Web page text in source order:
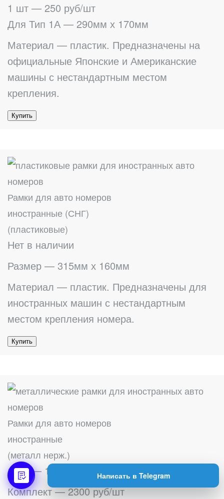
Написать в Telegram
1 шт — 250 руб/шт
Для Тип 1А — 290мм х 170мм
Материал — пластик. Предназначены на
официальные Японские и Американские
машины с нестандартным местом
крепления.
Купить
Рамки для авто номеров
иностранные (СНГ)
(пластиковые)
Нет в наличии
Размер — 315мм х 160мм
Материал — пластик. Предназначены для
иностранных машин с нестандартным
местом крепления номера.
Купить
Рамки для авто номеров
иностранные
(металл нерж.)
1 шт — 1200 руб/шт
Комплект — 2300 руб/шт